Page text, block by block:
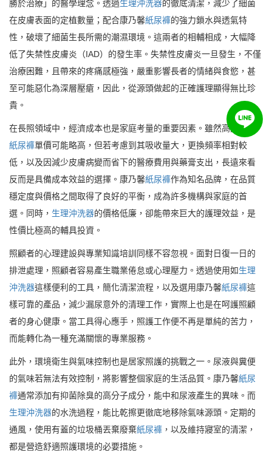
勝於治療」的醫學理念。透過生理沖洗器的徹底清潔，減少了細菌
在皮膚表面的定植數量；配合康乃馨紙尿褲的強力鎖水與透氣特
性，破壞了細菌生長所需的潮濕環境。這兩者的相輔相成，大幅降
低了失禁性皮膚炎（IAD）的發生率。失禁性皮膚炎一旦發生，不僅
治療困難，且帶來的疼痛感極強，嚴重影響長者的情緒與食慾，甚
至可能惡化為深層壓瘡，因此，從源頭做起的正確護理顯得無比珍
貴。
在長照領域中，經濟成本也是家庭考量的重要因素。雖然高品質的
紙尿褲單價可能略高，但若考慮到其吸收量大，更換頻率相對較
低，以及因減少皮膚病變而省下的醫療費用與藥膏支出，長遠來看
反而是具備成本效益的選擇。康乃馨紙尿褲作為知名品牌，在品質
穩定度與價格之間取得了良好的平衡，成為許多機構與家庭的首
選。同時， 生理沖洗器的價格低廉，卻能帶來巨大的護理效益，是
性價比極高的輔具投資。
照顧者的心理建設與專業知識培訓同樣不容忽視。面對日復一日的
排泄處理，照顧者容易產生職業倦怠或心理壓力。透過使用如生理
沖洗器這樣便利的工具，簡化清潔流程，以及選用康乃馨紙尿褲這
樣可靠的產品，減少漏尿意外的清理工作，實際上也是在呵護照顧
者的身心健康。當工具得心應手，照護工作便不再是單純的苦力，
而能轉化為一種充滿關懷的專業服務。
此外，環境衛生與氣味控制也是居家照護的挑戰之一。尿液與糞便
的氣味若無法有效控制，將影響整個家庭的生活品質。康乃馨紙尿
褲通常添加有抑菌除臭的高分子成分，能中和尿液產生的異味。而
生理沖洗器的水洗過程，能比乾擦更徹底地移除氣味源頭。定期的
通風，使用有蓋的垃圾桶丟棄廢棄紙尿褲 ，以及維持寢室的清潔，
都是營造舒適照護環境的必要措施。